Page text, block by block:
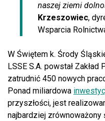
naszej ziemi
Krzeszowiec,
Wsparcia
W Świętem k. Środy
LSSE S.A. powstał
zatrudnić 450 nowych
Ponad miliardowa
przyszłości, jest
najbardziej